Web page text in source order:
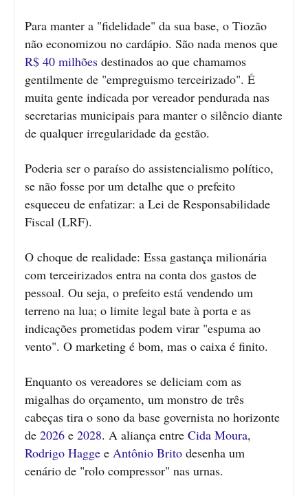
Para manter a "fidelidade" da sua base, o Tiozão
não economizou no cardápio. São nada menos que
R$ 40 milhões destinados ao que chamamos
gentilmente de "empreguismo terceirizado". É
muita gente indicada por vereador pendurada nas
secretarias municipais para manter o silêncio diante
de qualquer irregularidade da gestão.
Poderia ser o paraíso do assistencialismo político,
se não fosse por um detalhe que o prefeito
esqueceu de enfatizar: a Lei de Responsabilidade
Fiscal (LRF).
O choque de realidade: Essa gastança milionária
com terceirizados entra na conta dos gastos de
pessoal. Ou seja, o prefeito está vendendo um
terreno na lua; o limite legal bate à porta e as
indicações prometidas podem virar "espuma ao
vento". O marketing é bom, mas o caixa é finito.
Enquanto os vereadores se deliciam com as
migalhas do orçamento, um monstro de três
cabeças tira o sono da base governista no horizonte
de 2026 e 2028. A aliança entre Cida Moura,
Rodrigo Hagge e Antônio Brito desenha um
cenário de "rolo compressor" nas urnas.